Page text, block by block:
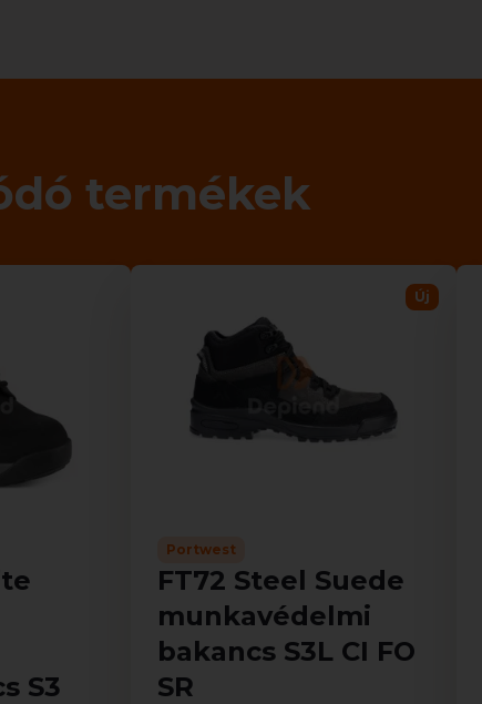
termékek
S3
Új
Portwest
FT72 Steel Suede
munkavédelmi
bakancs S3L CI FO
SR